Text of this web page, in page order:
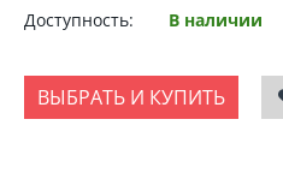
Доступность:
В наличии
ВЫБРАТЬ И КУПИТЬ